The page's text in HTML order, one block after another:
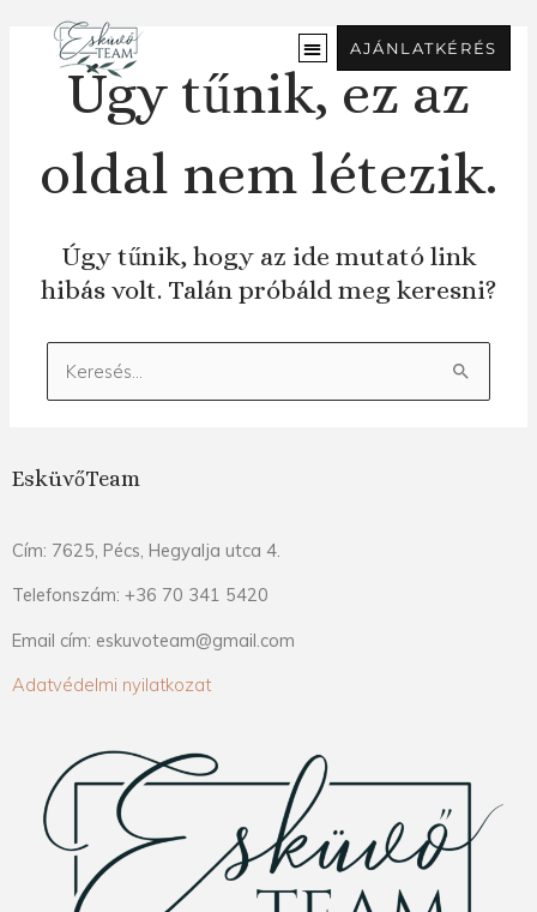
tartalomra
AJÁNLATKÉRÉS
Úgy tűnik, ez az
oldal nem létezik.
Úgy tűnik, hogy az ide mutató link
hibás volt. Talán próbáld meg keresni?
Keresés:
EsküvőTeam
Cím: 7625, Pécs, Hegyalja utca 4.
Telefonszám: +36 70 341 5420
Email cím: eskuvoteam@gmail.com
Adatvédelmi nyilatkozat